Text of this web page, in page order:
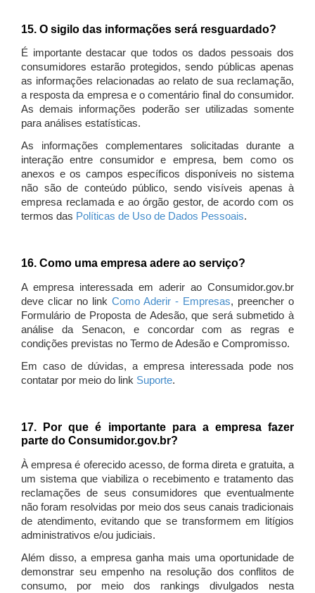
15. O sigilo das informações será resguardado?
É importante destacar que todos os dados pessoais dos
consumidores estarão protegidos, sendo públicas apenas
as informações relacionadas ao relato de sua reclamação,
a resposta da empresa e o comentário final do consumidor.
As demais informações poderão ser utilizadas somente
para análises estatísticas.
As informações complementares solicitadas durante a
interação entre consumidor e empresa, bem como os
anexos e os campos específicos disponíveis no sistema
não são de conteúdo público, sendo visíveis apenas à
empresa reclamada e ao órgão gestor, de acordo com os
termos das Políticas de Uso de Dados Pessoais.
16. Como uma empresa adere ao serviço?
A empresa interessada em aderir ao Consumidor.gov.br
deve clicar no link Como Aderir - Empresas, preencher o
Formulário de Proposta de Adesão, que será submetido à
análise da Senacon, e concordar com as regras e
condições previstas no Termo de Adesão e Compromisso.
Em caso de dúvidas, a empresa interessada pode nos
contatar por meio do link Suporte.
17. Por que é importante para a empresa fazer
parte do Consumidor.gov.br?
À empresa é oferecido acesso, de forma direta e gratuita, a
um sistema que viabiliza o recebimento e tratamento das
reclamações de seus consumidores que eventualmente
não foram resolvidas por meio dos seus canais tradicionais
de atendimento, evitando que se transformem em litígios
administrativos e/ou judiciais.
Além disso, a empresa ganha mais uma oportunidade de
demonstrar seu empenho na resolução dos conflitos de
consumo, por meio dos rankings divulgados nesta